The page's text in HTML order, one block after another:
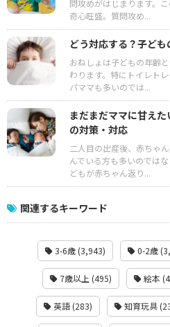
問攻めがはじまります。
奇心旺盛。質問攻め...
どう対応する？子ども
おねしょは子どもの年齢
わります。特にトイレト
パママも多いのでは...
まだまだママに甘え
の対策・対応
二人目の出産後、赤ちゃ
んでいる方も多いのでは
どもが赤ちゃん返り...
関連するキーワード
3-6歳 (3,943) 0-2歳
7歳以上 (495) 絵本
英語 (283) 知育玩具